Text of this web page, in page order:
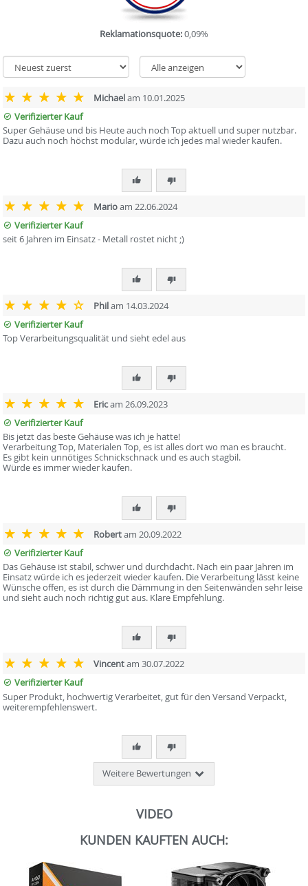
Reklamationsquote:0,09%
Michaelam 10.01.2025
Verifizierter Kauf
Super Gehäuse und bis Heute auch noch Top aktuell und super nutzbar.
Dazu auch noch höchst modular, würde ich jedes mal wieder kaufen.
Marioam 22.06.2024
Verifizierter Kauf
seit 6 Jahren im Einsatz - Metall rostet nicht ;)
Philam 14.03.2024
Verifizierter Kauf
Top Verarbeitungsqualität und sieht edel aus
Ericam 26.09.2023
Verifizierter Kauf
Bis jetzt das beste Gehäuse was ich je hatte!
Verarbeitung Top, Materialen Top, es ist alles dort wo man es braucht.
Es gibt kein unnötiges Schnickschnack und es auch stagbil.
Würde es immer wieder kaufen.
Robertam 20.09.2022
Verifizierter Kauf
Das Gehäuse ist stabil, schwer und durchdacht. Nach ein paar Jahren im
Einsatz würde ich es jederzeit wieder kaufen. Die Verarbeitung lässt keine
Wünsche offen, es ist durch die Dämmung in den Seitenwänden sehr leise
und sieht auch noch richtig gut aus. Klare Empfehlung.
Vincentam 30.07.2022
Verifizierter Kauf
Super Produkt, hochwertig Verarbeitet, gut für den Versand Verpackt,
weiterempfehlenswert.
Weitere Bewertungen
VIDEO
KUNDEN KAUFTEN AUCH: